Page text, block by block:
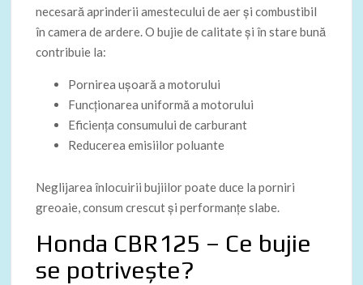
necesară aprinderii amestecului de aer și combustibil
în camera de ardere. O bujie de calitate și în stare bună
contribuie la:
Pornirea ușoară a motorului
Funcționarea uniformă a motorului
Eficiența consumului de carburant
Reducerea emisiilor poluante
Neglijarea înlocuirii bujiilor poate duce la porniri
greoaie, consum crescut și performanțe slabe.
Honda CBR125 – Ce bujie
se potrivește?